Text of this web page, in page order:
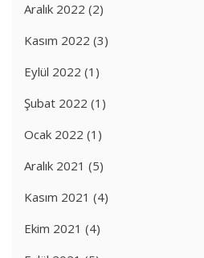
Aralık 2022 (2)
Kasım 2022 (3)
Eylül 2022 (1)
Şubat 2022 (1)
Ocak 2022 (1)
Aralık 2021 (5)
Kasım 2021 (4)
Ekim 2021 (4)